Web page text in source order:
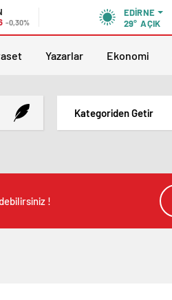
-0,30%
EDIRNE
29° AÇIK
Yazarlar Ekonomi
Kategoriden Getir
!